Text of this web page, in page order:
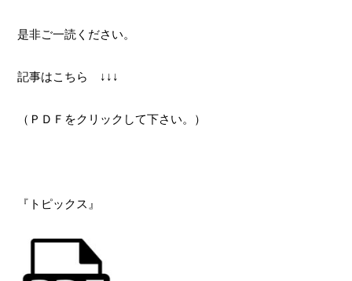
是非ご一読ください。
記事はこちら ↓↓↓
（ＰＤＦをクリックして下さい。）
『トピックス』